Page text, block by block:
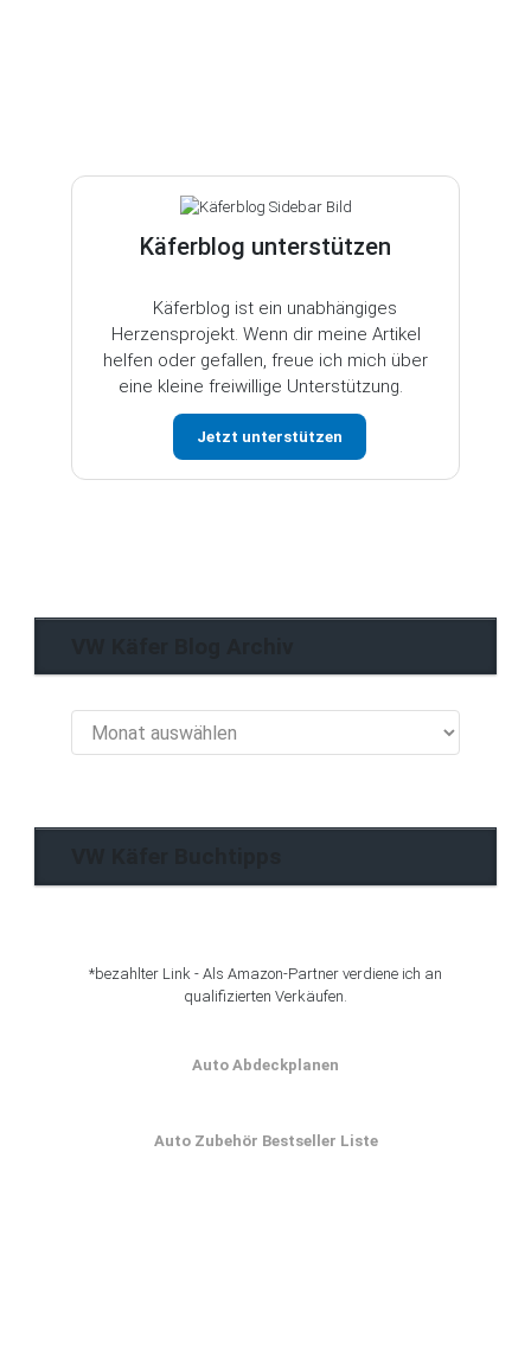
Käferblog unterstützen
Käferblog ist ein unabhängiges
Herzensprojekt. Wenn dir meine Artikel
helfen oder gefallen, freue ich mich über
eine kleine freiwillige Unterstützung.
Jetzt unterstützen
Käfer
*bezahlter Link - Als Amazon-Partner verdiene ich an
qualifizierten Verkäufen.
Auto Abdeckplanen
Auto Zubehör Bestseller Liste